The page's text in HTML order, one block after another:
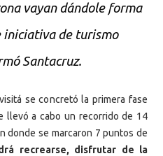
vayan dándole forma
de turismo
Santacruz.
se concretó la primera fase
llevó a cabo un recorrido de 14
donde se marcaron 7 puntos de
recrearse, disfrutar de la